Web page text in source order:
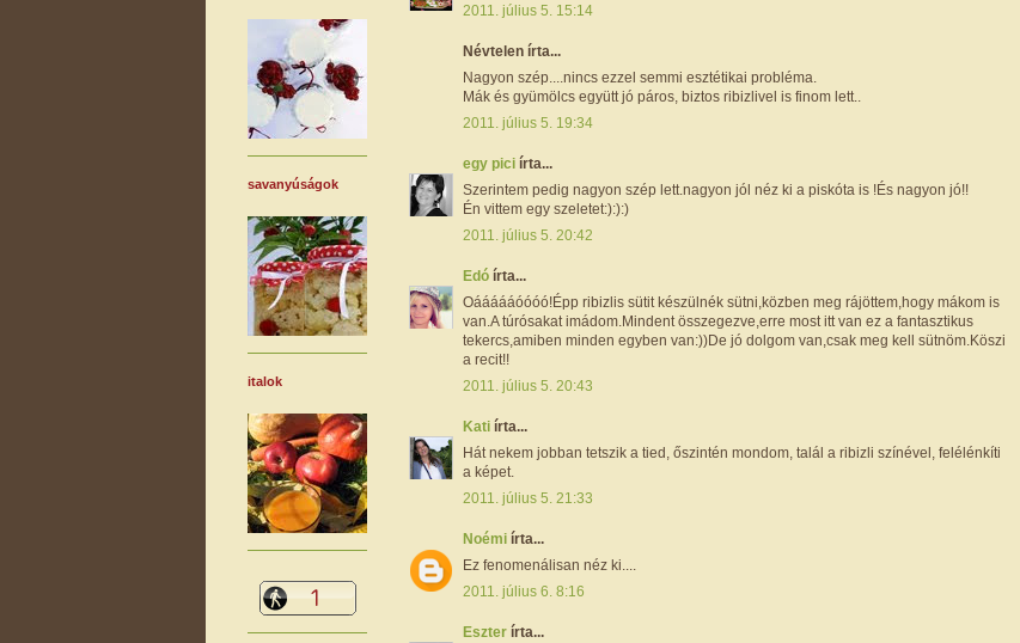
2011. július 5. 15:14
Névtelen írta...
Nagyon szép....nincs ezzel semmi esztétikai probléma.
Mák és gyümölcs együtt jó páros, biztos ribizlivel is finom lett..
2011. július 5. 19:34
egy pici írta...
Szerintem pedig nagyon szép lett.nagyon jól néz ki a piskóta is !És nagyon jó!!
Én vittem egy szeletet:):):)
2011. július 5. 20:42
Edó írta...
Oáááááóóóó!Épp ribizlis sütit készülnék sütni,közben meg rájöttem,hogy mákom is
van.A túrósakat imádom.Mindent összegezve,erre most itt van ez a fantasztikus
tekercs,amiben minden egyben van:))De jó dolgom van,csak meg kell sütnöm.Köszi
a recit!!
2011. július 5. 20:43
Kati írta...
Hát nekem jobban tetszik a tied, őszintén mondom, talál a ribizli színével, felélénkíti
a képet.
2011. július 5. 21:33
Noémi írta...
Ez fenomenálisan néz ki....
2011. július 6. 8:16
Eszter írta...
savanyúságok
italok